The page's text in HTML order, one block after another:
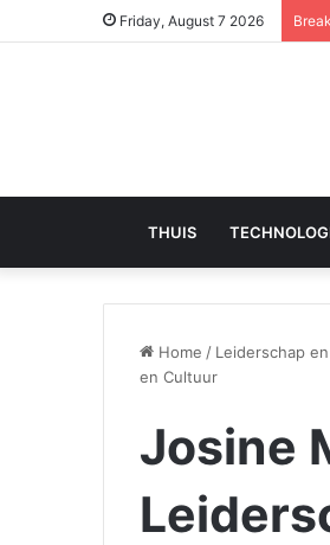
Friday, August 7 2026
THUIS
Home / Leiderschap
en Cultuur
Josine